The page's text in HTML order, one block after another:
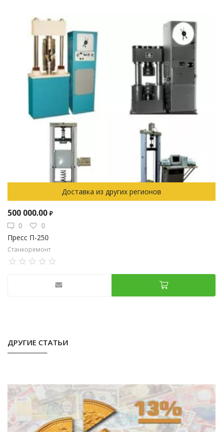
Доставка из других регионов
500 000.00 ₽
0
0
Пресс П-250
Станкоремонт
ДРУГИЕ СТАТЬИ